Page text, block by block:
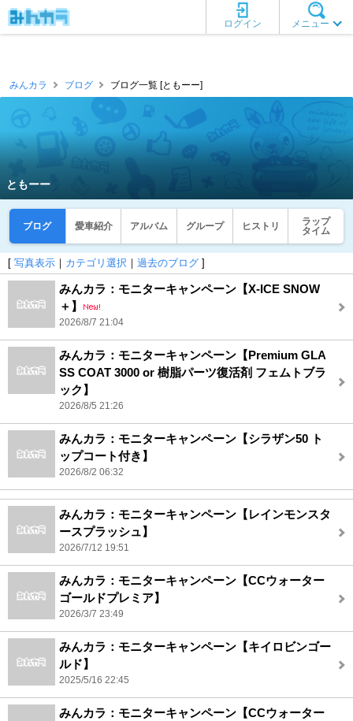
メニュー
ログイン
みんカラ ブログ ブログ一覧 [ともーー]
ともーー
ブログ 愛車紹介 アルバム グループ ヒストリ
ラップ
タイム
[ 写真表示 ｜ カテゴリ選択 ｜ 過去のブログ ]
みんカラ：モニターキャンペーン【X-ICE SNOW
＋】
2026/8/7 21:04
みんカラ：モニターキャンペーン【Premium GLA
SS COAT 3000 or 樹脂パーツ復活剤 フェムトブラ
ック】
2026/8/5 21:26
みんカラ：モニターキャンペーン【シラザン50 ト
ップコート付き】
2026/8/2 06:32
みんカラ：モニターキャンペーン【レインモンスタ
ースプラッシュ】
2026/7/12 19:51
みんカラ：モニターキャンペーン【CCウォーター
ゴールドプレミア】
2026/3/7 23:49
みんカラ：モニターキャンペーン【キイロビンゴー
ルド】
2025/5/16 22:45
みんカラ：モニターキャンペーン【CCウォーター